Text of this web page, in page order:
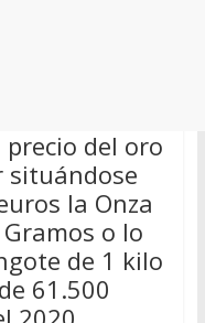
del oro
situándose
la Onza
o lo
de 1 kilo
61.500